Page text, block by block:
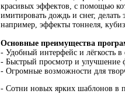
красивых эффектов, с помощью
имитировать дождь и снег,
например, эффекты тоннеля,
Основные преимущества
- Удобный интерфейс и лёгкость в
- Быстрый просмотр и улучшение
- Огромные возможности для
- Сотни новых ярких шаблонов в